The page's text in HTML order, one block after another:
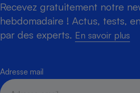
Recevez gratuitement notre
hebdomadaire ! Actus, tests,
par des experts. En savoir plus
Adresse mail